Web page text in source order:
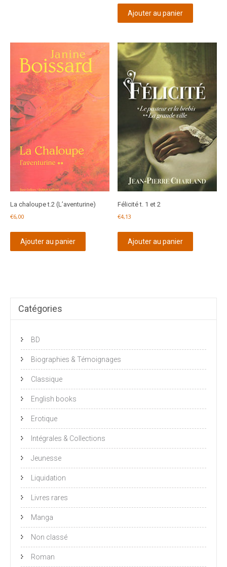
Ajouter au panier
La chaloupe t.2 (L’aventurine)
€6,00
Ajouter au panier
Félicité t. 1 et 2
€4,13
Ajouter au panier
Catégories
BD
Biographies & Témoignages
Classique
English books
Erotique
Intégrales & Collections
Jeunesse
Liquidation
Livres rares
Manga
Non classé
Roman